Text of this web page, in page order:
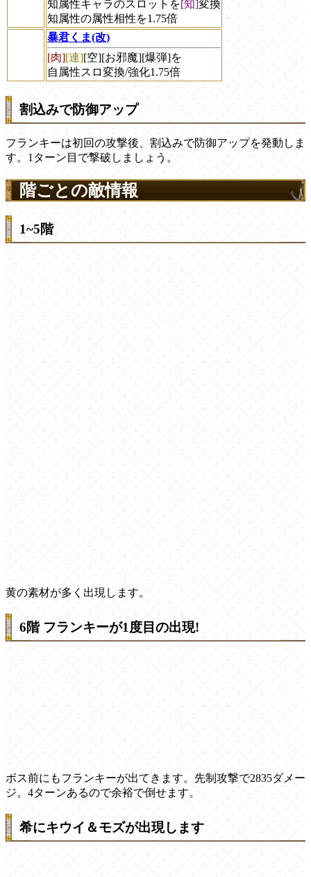
知属性キャラのスロットを[知]変換
知属性の属性相性を1.75倍
暴君くま(改)
[肉][連][空][お邪魔][爆弾]を
自属性スロ変換/強化1.75倍
割込みで防御アップ
フランキーは初回の攻撃後、割込みで防御アップを発動しま
す。1ターン目で撃破しましょう。
階ごとの敵情報
1~5階
黄の素材が多く出現します。
6階 フランキーが1度目の出現!
ボス前にもフランキーが出てきます。先制攻撃で2835ダメー
ジ。4ターンあるので余裕で倒せます。
希にキウイ＆モズが出現します